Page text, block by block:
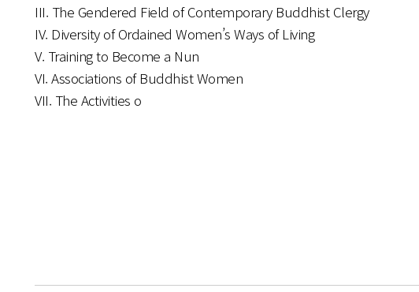
III. The Gendered Field of Contemporary Buddhist Clergy
IV. Diversity of Ordained Women’s Ways of Living
V. Training to Become a Nun
VI. Associations of Buddhist Women
VII. The Activities o